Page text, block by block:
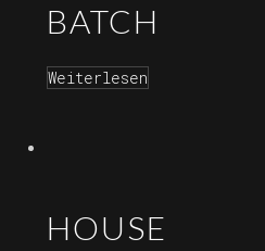
BATCH
Weiterlesen
HOUSE